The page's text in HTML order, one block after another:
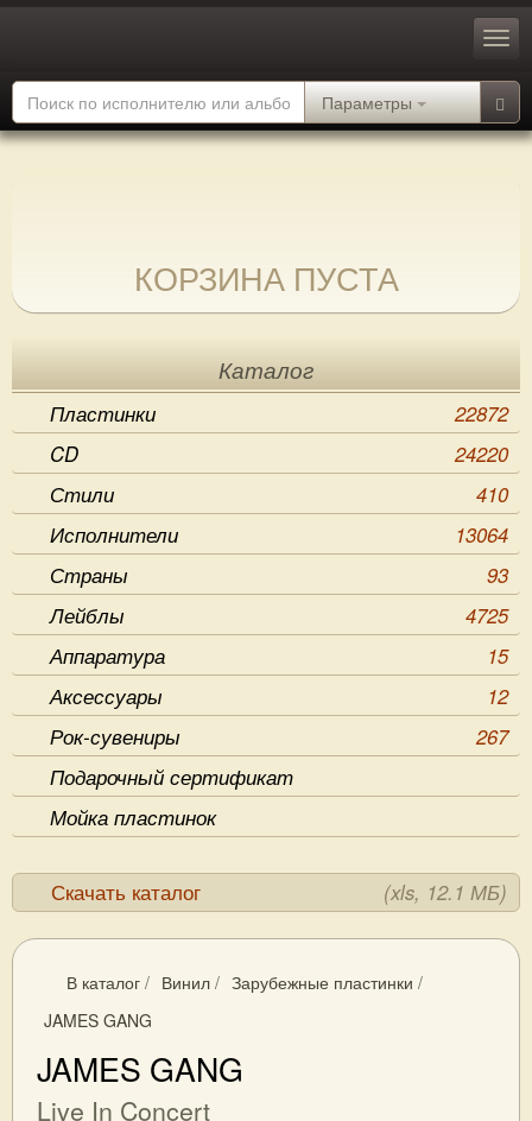
Параметры
КОРЗИНА ПУСТА
Каталог
Пластинки
22872
CD
24220
Стили
410
Исполнители
13064
Страны
93
Лейблы
4725
Аппаратура
15
Аксессуары
12
Рок-сувениры
267
Подарочный сертификат
Мойка пластинок
Скачать каталог (xls, 12.1 МБ)
В каталог / Винил / Зарубежные пластинки /
JAMES GANG
JAMES GANG
Live In Concert